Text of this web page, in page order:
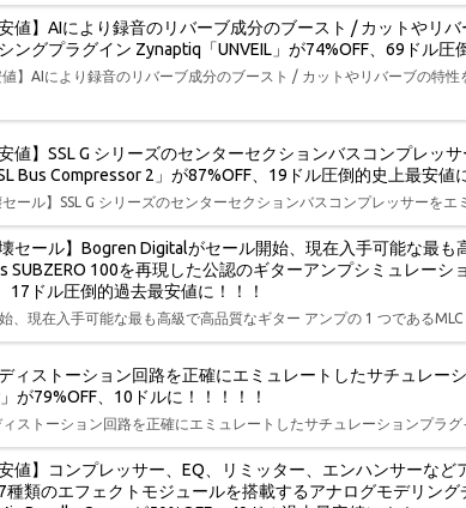
安値】AIにより録音のリバーブ成分のブースト / カットやリ
ングプラグイン Zynaptiq「UNVEIL」が74%OFF、69ドル圧
値】AIにより録音のリバーブ成分のブースト / カットやリバーブの特
安値】SSL G シリーズのセンターセクションバスコンプレッ
Bus Compressor 2」が87%OFF、19ドル圧倒的史上最安値
セール】SSL G シリーズのセンターセクションバスコンプレッサーを
壊セール】Bogren Digitalがセール開始、現在入手可能な最
SUBZERO 100を再現した公認のギターアンプシミュレーシ
17ドル圧倒的過去最安値に！！！
現在入手可能な最も高級で高品質なギター アンプの 1 つである
ィストーション回路を正確にエミュレートしたサチュレー
が79%OFF、10ドルに！！！！！
ィストーション回路を正確にエミュレートしたサチュレーションプラ
安値】コンプレッサー、EQ、リミッター、エンハンサーな
種類のエフェクトモジュールを搭載するアナログモデリン